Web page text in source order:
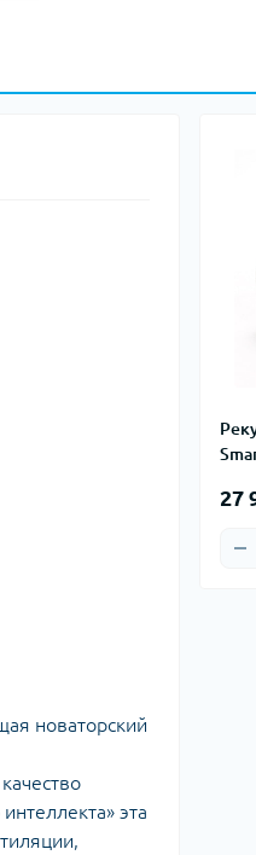
27
новаторский
эта